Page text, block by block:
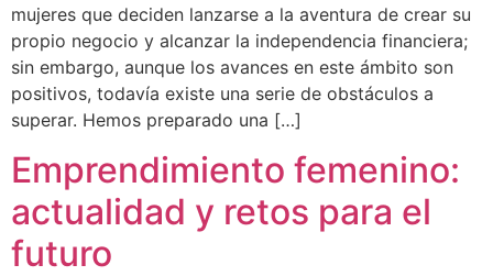
mujeres que deciden lanzarse a la aventura de crear su
propio negocio y alcanzar la independencia financiera;
sin embargo, aunque los avances en este ámbito son
positivos, todavía existe una serie de obstáculos a
superar. Hemos preparado una […]
Emprendimiento femenino:
actualidad y retos para el
futuro